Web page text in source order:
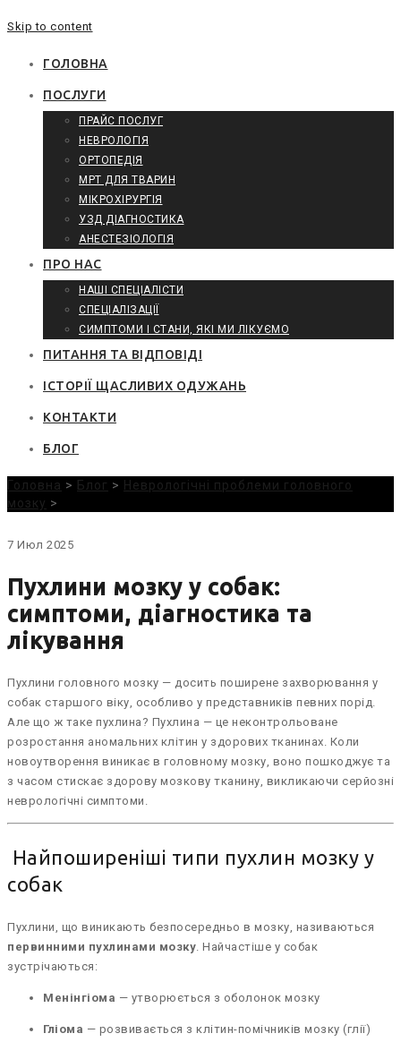
Skip to content
ГОЛОВНА
ПОСЛУГИ
ПРАЙС ПОСЛУГ
НЕВРОЛОГІЯ
ОРТОПЕДІЯ
МРТ ДЛЯ ТВАРИН
МІКРОХІРУРГІЯ
УЗД ДІАГНОСТИКА
АНЕСТЕЗІОЛОГІЯ
ПРО НАС
НАШІ СПЕЦІАЛІСТИ
СПЕЦІАЛІЗАЦІЇ
СИМПТОМИ І СТАНИ, ЯКІ МИ ЛІКУЄМО
ПИТАННЯ ТА ВІДПОВІДІ
ІСТОРІЇ ЩАСЛИВИХ ОДУЖАНЬ
КОНТАКТИ
БЛОГ
Головна > Блог > Неврологічні проблеми головного
мозку >
7 Июл 2025
Пухлини мозку у собак:
симптоми, діагностика та
лікування
Пухлини головного мозку — досить поширене захворювання у
собак старшого віку, особливо у представників певних порід.
Але що ж таке пухлина? Пухлина — це неконтрольоване
розростання аномальних клітин у здорових тканинах. Коли
новоутворення виникає в головному мозку, воно пошкоджує та
з часом стискає здорову мозкову тканину, викликаючи серйозні
неврологічні симптоми.
Найпоширеніші типи пухлин мозку у
собак
Пухлини, що виникають безпосередньо в мозку, називаються
первинними пухлинами мозку . Найчастіше у собак
зустрічаються:
Менінгіома — утворюється з оболонок мозку
Гліома — розвивається з клітин-помічників мозку (глії)